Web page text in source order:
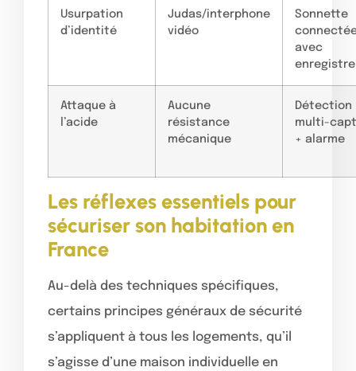
Usurpation
d’identité
Judas/interphone
vidéo
Sonnette
avec
Attaque à
l’acide
Aucune
résistance
mécanique
Détection
multi-
+ alarme
Les réflexes essentiels pour
sécuriser son habitation en
France
Au-delà des techniques spécifiques,
certains principes généraux de sécurité
s’appliquent à tous les logements, qu’il
s’agisse d’une maison individuelle en